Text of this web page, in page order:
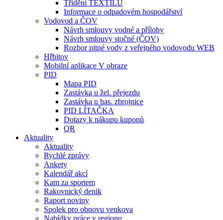
Třídění TEXTILU
Informace o odpadovém hospodářství
Vodovod a ČOV
Návrh smlouvy vodné a přílohy
Návrh smlouvy stočné (ČOV)
Rozbor pitné vody z veřejného vodovodu WEB
Hřbitov
Mobilní aplikace V obraze
PID
Mapa PID
Zastávka u žel. přejezdu
Zastávka u has. zbrojnice
PID LÍTAČKA
Dotazy k nákupu kuponů
QR
Aktuality
Aktuality
Rychlé zprávy
Ankety
Kalendář akcí
Kam za sportem
Rakovnický denik
Raport noviny
Spolek pro obnovu venkova
Nabídky práce v regionu